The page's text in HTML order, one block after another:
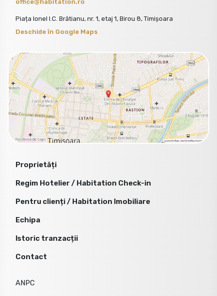
office@habitation.ro
Piața Ionel I.C. Brătianu, nr. 1, etaj 1, Birou 8, Timișoara
Deschide în Google Maps
Proprietăți
Regim Hotelier / Habitation Check-in
Pentru clienți / Habitation Imobiliare
Echipa
Istoric tranzacții
Contact
ANPC